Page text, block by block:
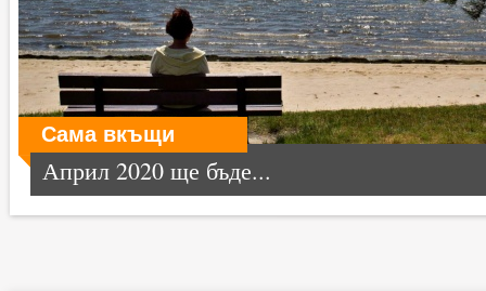
Сама вкъщи
Април 2020 ще бъде...